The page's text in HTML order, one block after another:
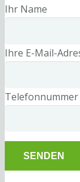
Ihr Name
Ihre E-Mail-
Telefonnummer